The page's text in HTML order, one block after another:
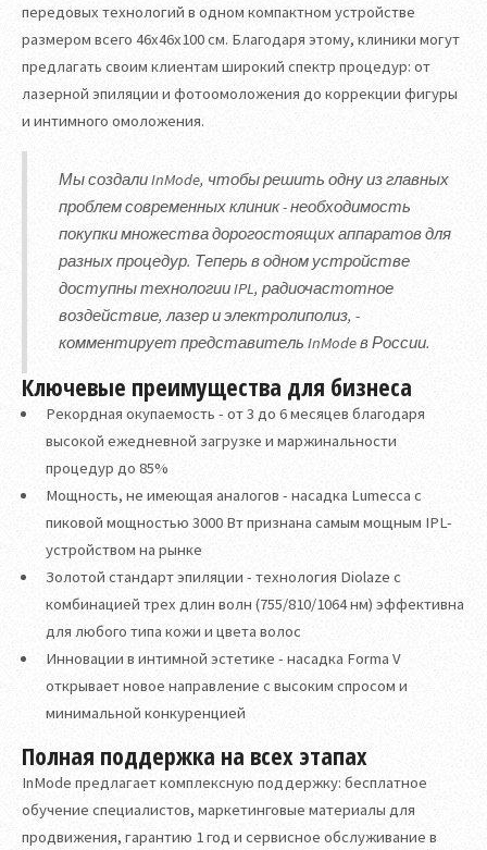
передовых технологий в одном компактном устройстве
размером всего 46x46x100 см. Благодаря этому, клиники могут
предлагать своим клиентам широкий спектр процедур: от
лазерной эпиляции и фотоомоложения до коррекции фигуры
и интимного омоложения.
Мы создали InMode, чтобы решить одну из главных
проблем современных клиник - необходимость
покупки множества дорогостоящих аппаратов для
разных процедур. Теперь в одном устройстве
доступны технологии IPL, радиочастотное
воздействие, лазер и электролиполиз, -
комментирует представитель InMode в России.
Ключевые преимущества для бизнеса
Рекордная окупаемость - от 3 до 6 месяцев благодаря
высокой ежедневной загрузке и маржинальности
процедур до 85%
Мощность, не имеющая аналогов - насадка Lumecca с
пиковой мощностью 3000 Вт признана самым мощным IPL-
устройством на рынке
Золотой стандарт эпиляции - технология Diolaze с
комбинацией трех длин волн (755/810/1064 нм) эффективна
для любого типа кожи и цвета волос
Инновации в интимной эстетике - насадка Forma V
открывает новое направление с высоким спросом и
минимальной конкуренцией
Полная поддержка на всех этапах
InMode предлагает комплексную поддержку: бесплатное
обучение специалистов, маркетинговые материалы для
продвижения, гарантию 1 год и сервисное обслуживание в